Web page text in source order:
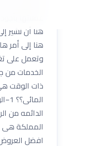
هنا أن نشير
هنا إلى أمر
وتعمل على
الخدمات من
ذات الوقت
الدائمه من
المملكة هى